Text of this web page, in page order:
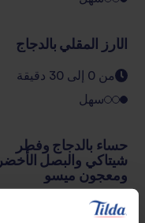
الأرز المقلي بالدجاج
من 0 إلى 30 دقيقة
سهل
حساء بالدجاج وفطر
شيتاكي والبصل الأخضر
ومعجون ميسو
من 0 إلى 30 دقيقة